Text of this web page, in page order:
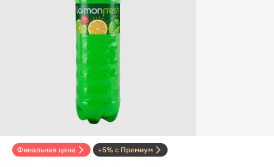
Финальная цена +5% с Премиум